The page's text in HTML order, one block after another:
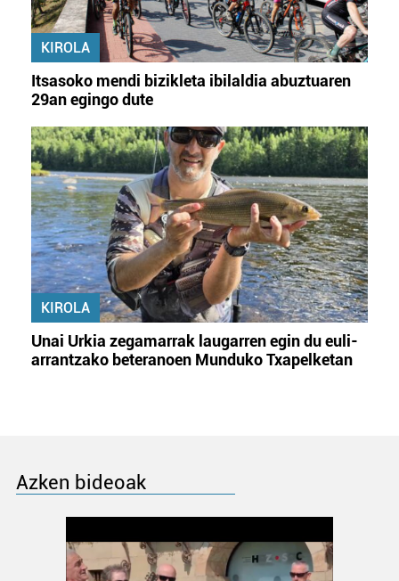
KIROLA
Itsasoko mendi bizikleta ibilaldia abuztuaren
29an egingo dute
KIROLA
Unai Urkia zegamarrak laugarren egin du euli-
arrantzako beteranoen Munduko Txapelketan
Azken bideoak